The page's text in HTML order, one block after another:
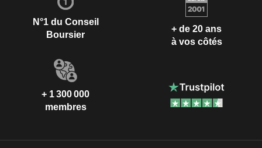
N°1 du Conseil
Boursier
+ de 20 ans
à vos côtés
+ 1 300 000
membres